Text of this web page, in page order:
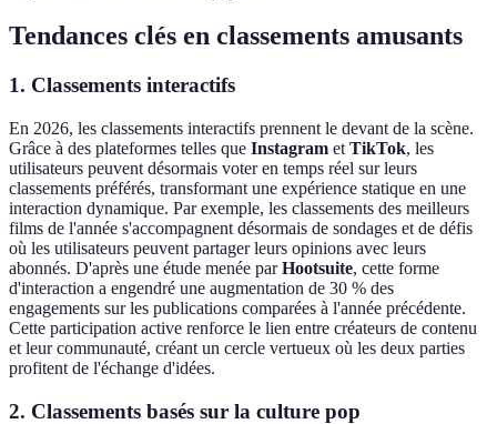
Tendances clés en classements amusants
1. Classements interactifs
En 2026, les classements interactifs prennent le devant de la scène.
Grâce à des plateformes telles que Instagram et TikTok, les
utilisateurs peuvent désormais voter en temps réel sur leurs
classements préférés, transformant une expérience statique en une
interaction dynamique. Par exemple, les classements des meilleurs
films de l'année s'accompagnent désormais de sondages et de défis
où les utilisateurs peuvent partager leurs opinions avec leurs
abonnés. D'après une étude menée parHootsuite, cette forme
d'interaction a engendré une augmentation de 30 % des
engagements sur les publications comparées à l'année précédente.
Cette participation active renforce le lien entre créateurs de contenu
et leur communauté, créant un cercle vertueux où les deux parties
profitent de l'échange d'idées.
2. Classements basés sur la culture pop